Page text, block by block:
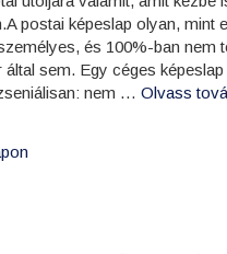
postai képeslap olyan, mint
és 100%-ban nem
által sem. Egy céges
nem … Olvass